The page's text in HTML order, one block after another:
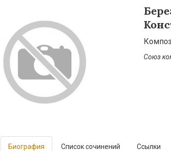
Союз
Биография Список сочинений Ссылки